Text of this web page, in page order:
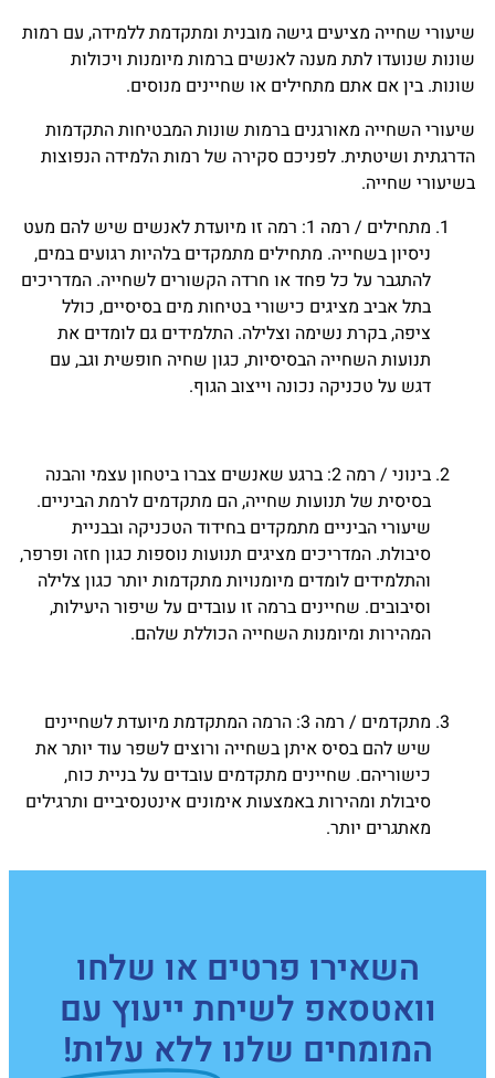
שיעורי שחייה מציעים גישה מובנית ומתקדמת ללמידה, עם רמות
שונות שנועדו לתת מענה לאנשים ברמות מיומנות ויכולות
שונות. בין אם אתם מתחילים או שחיינים מנוסים.
שיעורי השחייה מאורגנים ברמות שונות המבטיחות התקדמות
הדרגתית ושיטתית. לפניכם סקירה של רמות הלמידה הנפוצות
בשיעורי שחייה.
מתחילים / רמה 1: רמה זו מיועדת לאנשים שיש להם מעט
ניסיון בשחייה. מתחילים מתמקדים בלהיות רגועים במים,
להתגבר על כל פחד או חרדה הקשורים לשחייה. המדריכים
בתל אביב מציגים כישורי בטיחות מים בסיסיים, כולל
ציפה, בקרת נשימה וצלילה. התלמידים גם לומדים את
תנועות השחייה הבסיסיות, כגון שחיה חופשית וגב, עם
דגש על טכניקה נכונה וייצוב הגוף.
בינוני / רמה 2: ברגע שאנשים צברו ביטחון עצמי והבנה
בסיסית של תנועות שחייה, הם מתקדמים לרמת הביניים.
שיעורי הביניים מתמקדים בחידוד הטכניקה ובבניית
סיבולת. המדריכים מציגים תנועות נוספות כגון חזה ופרפר,
והתלמידים לומדים מיומנויות מתקדמות יותר כגון צלילה
וסיבובים. שחיינים ברמה זו עובדים על שיפור היעילות,
המהירות ומיומנות השחייה הכוללת שלהם.
מתקדמים / רמה 3: הרמה המתקדמת מיועדת לשחיינים
שיש להם בסיס איתן בשחייה ורוצים לשפר עוד יותר את
כישוריהם. שחיינים מתקדמים עובדים על בניית כוח,
סיבולת ומהירות באמצעות אימונים אינטנסיביים ותרגילים
מאתגרים יותר.
השאירו פרטים או שלחו
וואטסאפ לשיחת ייעוץ עם
המומחים שלנו ללא עלות!